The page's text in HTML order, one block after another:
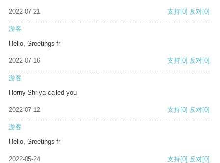
2022-07-21 支持[0] 反对[0]
游客
Hello, Greetings fr
2022-07-16 支持[0] 反对[0]
游客
Horny Shriya called you
2022-07-12 支持[0] 反对[0]
游客
Hello, Greetings fr
2022-05-24 支持[0] 反对[0]